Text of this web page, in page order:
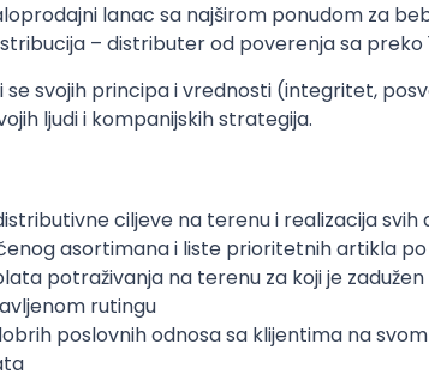
lanac sa najširom ponudom za
– distributer od poverenja sa preko
svojih principa i vrednosti (integritet,
ljudi i kompanijskih strategija.
ciljeve na terenu i realizacija
asortimana i liste prioritetnih artikla
potraživanja na terenu za koji je zadužen
rutingu
poslovnih odnosa sa klijentima na